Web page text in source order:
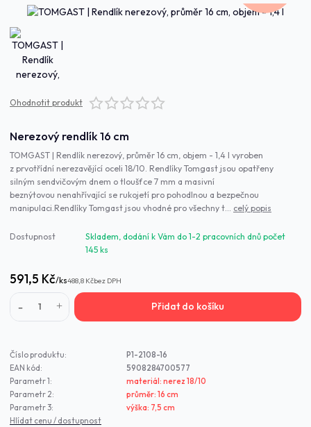
Ohodnotit produkt
Nerezový rendlík 16 cm
TOMGAST | Rendlík nerezový, průměr 16 cm, objem - 1,4 l vyroben
z prvotřídní nerezavějící oceli 18/10. Rendlíky Tomgast jsou opatřeny
silným sendvičovým dnem o tloušťce 7 mm a masivní
beznýtovou nenahřívající se rukojetí pro pohodlnou a bezpečnou
manipulaci.Rendlíky Tomgast jsou vhodné pro všechny t... celý popis
Dostupnost
Skladem, dodání k Vám do 1-2 pracovních dnů počet
145 ks
591,5 Kč/ks488,8 Kčbez DPH
Přidat do košíku
Číslo produktu:
P1-2108-16
EAN kód:
5908284700577
Parametr 1:
materiál: nerez 18/10
Parametr 2:
průměr: 16 cm
Parametr 3:
výška: 7,5 cm
Hlídat cenu / dostupnost